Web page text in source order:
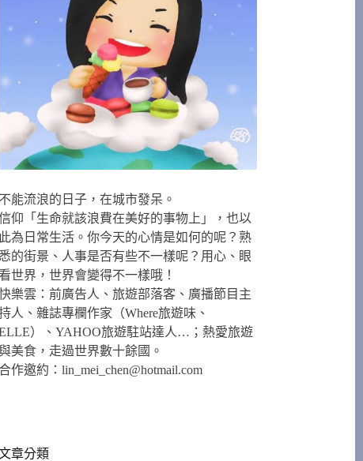
不能流浪的日子，在城市發呆。
仰「生命就該浪費在美好的事物上」，也以
此為日常生活。你今天的心情是如何的呢？熟
的街景、人事是否有些不一樣呢？用心、眼
世界，世界會變得不一樣哦！
樂雲：前廣告人、旅遊部落客、廣播節目主
人、雜誌專欄作家（Where旅遊味、
）、YAHOO旅遊駐站達人…；熱愛旅遊
美食，走過世界數十餘國。
作邀約：lin_mei_chen@hotmail.com
章分類